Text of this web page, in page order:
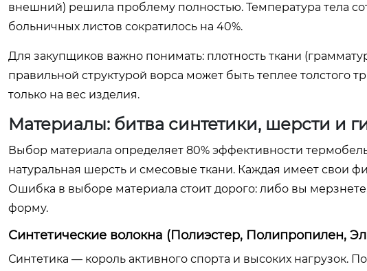
внешний) решила проблему полностью. Температура тела
больничных листов сократилось на 40%.
Для закупщиков важно понимать: плотность ткани
правильной структурой ворса может быть теплее толстого
только на вес изделия.
Материалы: битва синтетики, шерсти и
Выбор материала определяет 80% эффективности
натуральная шерсть и смесовые ткани. Каждая имеет свои
Ошибка в выборе материала стоит дорого: либо вы
форму.
Синтетические волокна (Полиэстер, Полипропилен,
Синтетика — король активного спорта и высоких